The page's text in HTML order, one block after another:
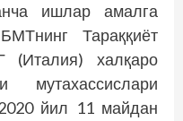
ишлар амалга
Тараққиёт
(Италия) халқаро
мутахассислари
йил 11 майдан